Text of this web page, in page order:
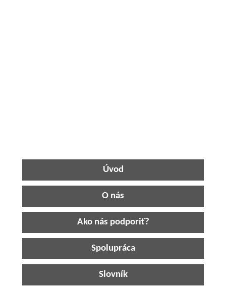
Úvod
O nás
Ako nás podporiť?
Spolupráca
Slovník